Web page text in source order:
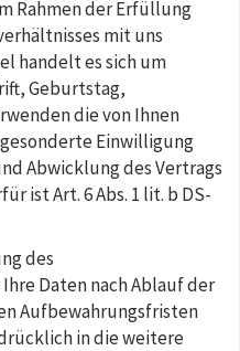
Rahmen der Erfüllung
mit uns
handelt es sich um
Geburtstag,
die von Ihnen
Einwilligung
Abwicklung des Vertrags
ist Art. 6 Abs. 1 lit. b DS-
des
Daten nach Ablauf der
Aufbewahrungsfristen
in die weitere